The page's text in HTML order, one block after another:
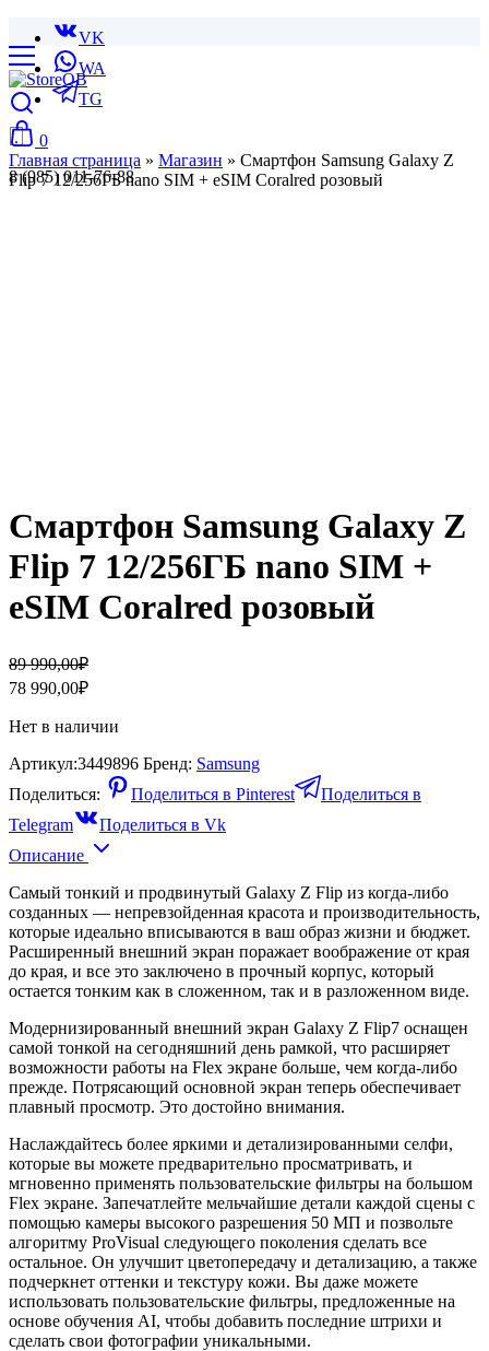
VK
WA
TG
8 (985) 011-76-88
0
Главная страница » Магазин » Смартфон Samsung Galaxy Z
Flip 7 12/256ГБ nano SIM + eSIM Coralred розовый
Смартфон Samsung Galaxy Z
Flip 7 12/256ГБ nano SIM +
eSIM Coralred розовый
89 990,00₽
Первоначальная
цена
составляла
89
78 990,00₽
Текущая
цена:
78
990,00₽.
Нет в наличии
Артикул:3449896 Бренд: Samsung
Поделиться:
Поделиться в Pinterest
Поделиться в
Telegram
Поделиться в Vk
Описание
Самый тонкий и продвинутый Galaxy Z Flip из когда-либо
созданных — непревзойденная красота и производительность,
которые идеально вписываются в ваш образ жизни и бюджет.
Расширенный внешний экран поражает воображение от края
до края, и все это заключено в прочный корпус, который
остается тонким как в сложенном, так и в разложенном виде.
Модернизированный внешний экран Galaxy Z Flip7 оснащен
самой тонкой на сегодняшний день рамкой, что расширяет
возможности работы на Flex экране больше, чем когда-либо
прежде. Потрясающий основной экран теперь обеспечивает
плавный просмотр. Это достойно внимания.
Наслаждайтесь более яркими и детализированными селфи,
которые вы можете предварительно просматривать, и
мгновенно применять пользовательские фильтры на большом
Flex экране. Запечатлейте мельчайшие детали каждой сцены с
помощью камеры высокого разрешения 50 МП и позвольте
алгоритму ProVisual следующего поколения сделать все
остальное. Он улучшит цветопередачу и детализацию, а также
подчеркнет оттенки и текстуру кожи. Вы даже можете
использовать пользовательские фильтры, предложенные на
основе обучения AI, чтобы добавить последние штрихи и
сделать свои фотографии уникальными.